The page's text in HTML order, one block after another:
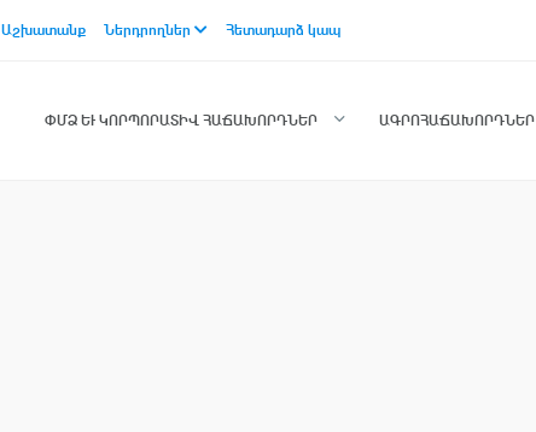
Աշխատանք Ներդրողներ Հետադարձ կապ
ՓՄՁ ԵՒ ԿՈՐՊՈՐԱՏԻՎ ՀԱՃԱԽՈՐԴՆԵՐ ԱԳՐՈՀԱՃԱԽՈՐԴՆԵՐ